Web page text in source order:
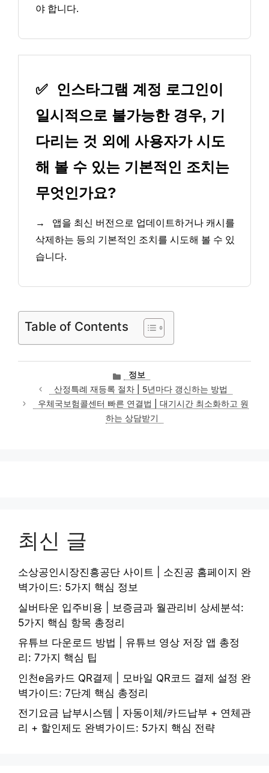
야 합니다.
✅
인스타그램 계정 로그인이
일시적으로 불가능한 경우, 기
다리는 것 외에 사용자가 시도
해 볼 수 있는 기본적인 조치는
무엇인가요?
→
앱을 최신 버전으로 업데이트하거나 캐시를
삭제하는 등의 기본적인 조치를 시도해 볼 수 있
습니다.
Table of Contents
카
테
고
리
정보
산정특례 재등록 절차 | 5년마다 갱신하는 방법
우체국보험콜센터 빠른 연결법 | 대기시간 최소화하고 원
하는 상담받기
최신 글
소상공인시장진흥공단 사이트 | 소진공 홈페이지 완
벽가이드: 5가지 핵심 정보
실버타운 입주비용 | 보증금과 월관리비 상세분석:
5가지 핵심 항목 총정리
유튜브 다운로드 방법 | 유튜브 영상 저장 앱 총정
리: 7가지 핵심 팁
인천e음카드 QR결제 | 모바일 QR코드 결제 설정 완
벽가이드: 7단계 핵심 총정리
전기요금 납부시스템 | 자동이체/카드납부 + 연체관
리 + 할인제도 완벽가이드: 5가지 핵심 전략